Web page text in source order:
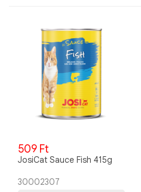
509 Ft
JosiCat Sauce Fish 415g
30002307